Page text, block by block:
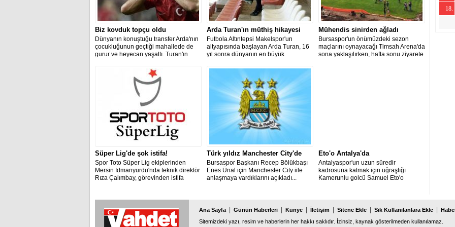
Biz kovduk topçu oldu
Dünyanın konuştuğu transfer Arda'nın
çocukluğunun geçtiği mahallede de
gurur ve heyecan yaşattı. Turan'ın
buradan kovardık 'kafamız şişiyor'
diye. Bizim kovmamızdan bir kulübe
kayıt oldu, topçu oldu" dedi.
Arda Turan'ın müthiş hikayesi
Futbola Altıntepsi Makelspor'un
altyapısında başlayan Arda Turan, 16
yıl sonra dünyanın en büyük
oldu.
Mühendis sinirden ağladı
Bursaspor'un önümüzdeki sezon
maçlarını oynayacağı Timsah Arena'da
sona yaklaşılırken, hafta sonu ziyarete
Süper Lig'de şok istifa!
Spor Toto Süper Lig ekiplerinden
Mersin İdmanyurdu'nda teknik direktör
Rıza Çalımbay, görevinden istifa
Türk yıldız Manchester City'de
Bursaspor Başkanı Recep Bölükbaşı
Enes Ünal için Manchester City iile
anlaşmaya vardıklarını açıkladı...
Eto'o Antalya'da
Antalyaspor'un uzun süredir
kadrosuna katmak için uğraştığı
Kamerunlu golcü Samuel Eto'o
-19
18.
Ana Sayfa Günün Haberleri Künye İletişim Sitene Ekle Sık Kullanılanlara Ekle
Sitemizdeki yazı, resim ve haberlerin her hakkı saklıdır. İzinsiz, kaynak gösterilmeden kullanılamaz.